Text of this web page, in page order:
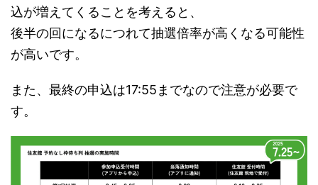
込が増えてくることを考えると、
後半の回になるにつれて抽選倍率が高くなる可能性
が高いです。
また、最終の申込は17:55までなので注意が必要で
す。